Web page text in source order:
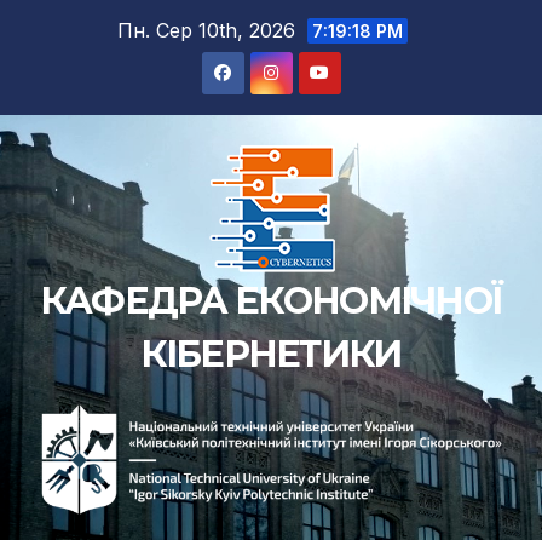
Пн. Сер 10th, 2026 7:19:19 PM
КАФЕДРА ЕКОНОМІЧНОЇ
КІБЕРНЕТИКИ